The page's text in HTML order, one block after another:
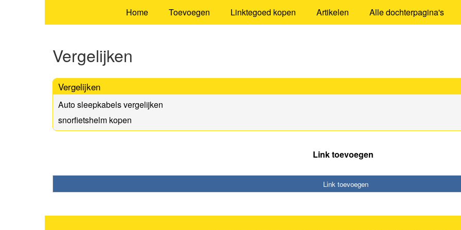
Home Toevoegen Linktegoed kopen Artikelen Alle dochterpagina's
Vergelijken
Vergelijken
Auto sleepkabels vergelijken
snorfietshelm kopen
Link toevoegen
Link toevoegen